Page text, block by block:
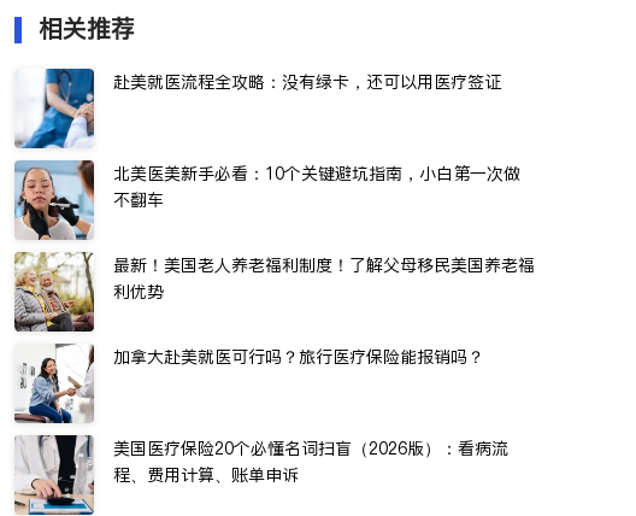
相关推荐
赴美就医流程全攻略：没有绿卡，还可以用医疗签证
北美医美新手必看：10个关键避坑指南，小白第一次做
不翻车
最新！美国老人养老福利制度！了解父母移民美国养老福
利优势
加拿大赴美就医可行吗？旅行医疗保险能报销吗？
美国医疗保险20个必懂名词扫盲（2026版）：看病流
程、费用计算、账单申诉